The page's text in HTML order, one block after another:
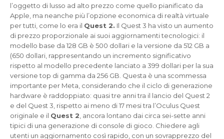
l’oggetto di lusso ad alto prezzo come quello pianificato da
Apple, ma neanche più l’opzione economica di realtà virtuale
per tutti, come lo era il Quest 2. Il Quest 3 ha visto un aumento
di prezzo proporzionale ai suoi aggiornamenti tecnologici: il
modello base da 128 GB è 500 dollari e la versione da 512 GB a
(650 dollari, rappresentando un incremento significativo
rispetto al modello precedente lanciato a 399 dollari per la sua
versione top di gamma da 256 GB. Questa è una scommessa
importante per Meta, considerando che il ciclo di generazione
hardware è raddoppiato: quasi tre anni tra il lancio del Quest 2
e del Quest 3, rispetto ai meno di 17 mesi tra l’Oculus Quest
originale e il Quest 2 , ancora lontano dai circa sei-sette anni
tipici di una generazione di console di gioco. Chiedere agli
utenti un aggiornamento così rapido, con un sovrapprezzo del